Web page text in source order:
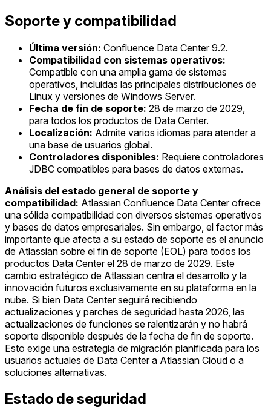
Soporte y compatibilidad
Última versión: Confluence Data Center 9.2.
Compatibilidad con sistemas operativos:
Compatible con una amplia gama de sistemas
operativos, incluidas las principales distribuciones de
Linux y versiones de Windows Server.
Fecha de fin de soporte: 28 de marzo de 2029,
para todos los productos de Data Center.
Localización: Admite varios idiomas para atender a
una base de usuarios global.
Controladores disponibles: Requiere controladores
JDBC compatibles para bases de datos externas.
Análisis del estado general de soporte y
compatibilidad: Atlassian Confluence Data Center ofrece
una sólida compatibilidad con diversos sistemas operativos
y bases de datos empresariales. Sin embargo, el factor más
importante que afecta a su estado de soporte es el anuncio
de Atlassian sobre el fin de soporte (EOL) para todos los
productos Data Center el 28 de marzo de 2029. Este
cambio estratégico de Atlassian centra el desarrollo y la
innovación futuros exclusivamente en su plataforma en la
nube. Si bien Data Center seguirá recibiendo
actualizaciones y parches de seguridad hasta 2026, las
actualizaciones de funciones se ralentizarán y no habrá
soporte disponible después de la fecha de fin de soporte.
Esto exige una estrategia de migración planificada para los
usuarios actuales de Data Center a Atlassian Cloud o a
soluciones alternativas.
Estado de seguridad